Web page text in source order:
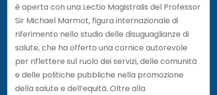
è aperta con una Lectio Magistralis del Professor
Sir Michael Marmot, figura internazionale di
riferimento nello studio delle disuguaglianze di
salute, che ha offerto una cornice autorevole
per riflettere sul ruolo dei servizi, delle comunità
e delle politiche pubbliche nella promozione
della salute e dell’equità. Oltre alla